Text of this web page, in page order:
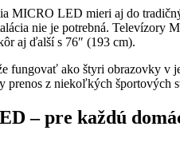
MICRO LED mieri aj do
nie je potrebná. Televízory
aj ďalší s 76″ (193 cm).
fungovať ako štyri obrazovky v
prenos z niekoľkých športových
– pre každú